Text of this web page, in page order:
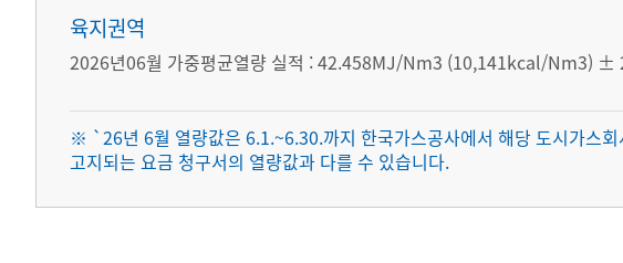
육지권역
2026년06월 가중평균열량 실적 :42.458MJ/Nm3 (10,141kcal/Nm3) ±
※ `26년 6월 열량값은 6.1.~6.30.까지 한국가스공사에서 해당 도시가스
고지되는 요금 청구서의 열량값과 다를 수 있습니다.